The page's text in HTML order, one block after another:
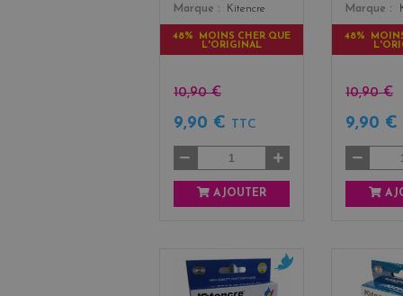
Marque
Kitencre
48% MOINS CHER QUE
L'ORIGINAL
10,90 €
9,90 € TTC
AJOUTER
Marque
48%
10,90 €
9,90 €
c